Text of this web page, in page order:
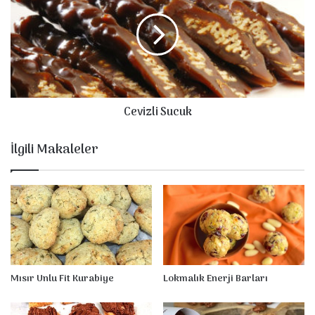
o
k
u
m
l
a
r
z
l
i
S
u
k
Cevizli Sucuk
İlgili Makaleler
Mısır Unlu Fit Kurabiye Lokmalık Enerji Barları